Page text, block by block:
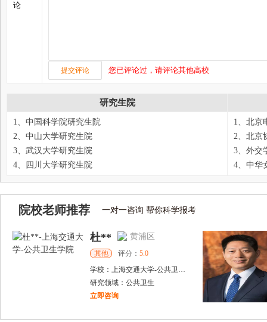
论
您已评论过，请评论其他高校
研究生院
1、中国科学院研究生院
2、中山大学研究生院
3、武汉大学研究生院
4、四川大学研究生院
1、北京
2、北京
3、外交
4、中华
院校老师推荐 一对一咨询 帮你科学报考
杜** 黄浦区
其他 评分： 5.0
学校： 上海交通大学-公共卫生学院
研究领域： 公共卫生
立即咨询